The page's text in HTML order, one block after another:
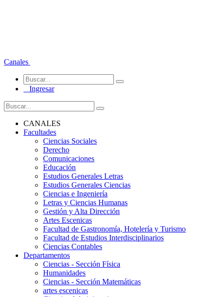
Canales
Ingresar
CANALES
Facultades
Ciencias Sociales
Derecho
Comunicaciones
Educación
Estudios Generales Letras
Estudios Generales Ciencias
Ciencias e Ingeniería
Letras y Ciencias Humanas
Gestión y Alta Dirección
Artes Escenicas
Facultad de Gastronomía, Hotelería y Turismo
Facultad de Estudios Interdisciplinarios
Ciencias Contables
Departamentos
Ciencias - Sección Física
Humanidades
Ciencias - Sección Matemáticas
artes escenicas